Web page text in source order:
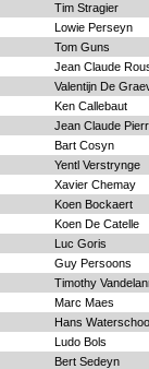
Tim Stragier
Lowie Perseyn
Tom Guns
Jean Claude
Valentijn De
Ken Callebaut
Jean Claude
Bart Cosyn
Yentl Verstrynge
Xavier Chemay
Koen Bockaert
Koen De Catelle
Luc Goris
Guy Persoons
Timothy
Marc Maes
Hans
Ludo Bols
Bert Sedeyn